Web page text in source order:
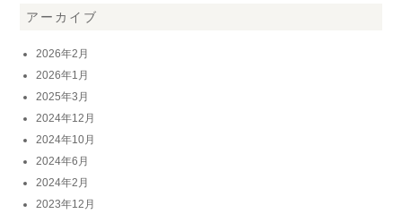
アーカイブ
2026年2月
2026年1月
2025年3月
2024年12月
2024年10月
2024年6月
2024年2月
2023年12月